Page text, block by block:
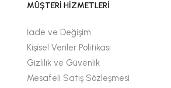
MÜŞTERİ HİZMETLERİ
İade ve Değişim
Kişisel Veriler Politikası
Gizlilik ve Güvenlik
Mesafeli Satış Sözleşmesi